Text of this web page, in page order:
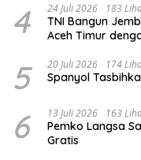
4 24 Juli 2026 183
TNI Bangun
Aceh Timur
5 20 Juli 2026 174
Spanyol
6 13 Juli 2026 163
Pemko Langsa
Gratis